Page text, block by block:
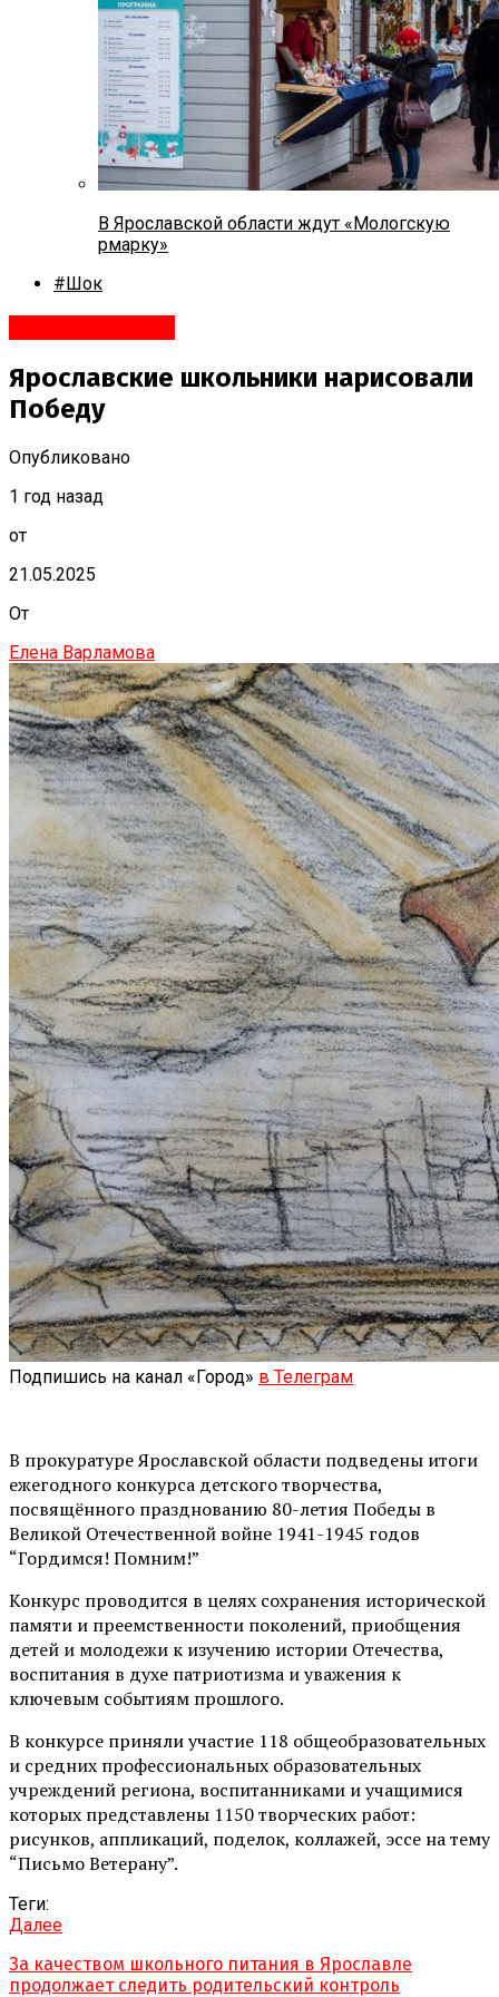
В Ярославской области ждут «Мологскую
рмарку»
#Шок
Ярославские школьники нарисовали
Победу
Опубликовано
1 год назад
от
21.05.2025
От
Елена Варламова
Подпишись на канал «Город» в Телеграм
В прокуратуре Ярославской области подведены итоги
ежегодного конкурса детского творчества,
посвящённого празднованию 80-летия Победы в
Великой Отечественной войне 1941-1945 годов
“Гордимся! Помним!”
Конкурс проводится в целях сохранения исторической
памяти и преемственности поколений, приобщения
детей и молодежи к изучению истории Отечества,
воспитания в духе патриотизма и уважения к
ключевым событиям прошлого.
В конкурсе приняли участие 118 общеобразовательных
и средних профессиональных образовательных
учреждений региона, воспитанниками и учащимися
которых представлены 1150 творческих работ:
рисунков, аппликаций, поделок, коллажей, эссе на тему
“Письмо Ветерану”.
Теги:
Далее
За качеством школьного питания в Ярославле
продолжает следить родительский контроль